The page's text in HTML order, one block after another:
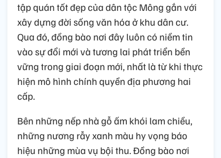
tập quán tốt đẹp của dân tộc Mông gắn với
xây dựng đời sống văn hóa ở khu dân cư.
Qua đó, đồng bào nơi đây luôn có niềm tin
vào sự đổi mới và tương lai phát triển bền
vững trong giai đoạn mới, nhất là từ khi thực
hiện mô hình chính quyền địa phương hai
cấp.
Bên những nếp nhà gỗ ấm khói lam chiều,
những nương rẫy xanh màu hy vọng báo
hiệu những mùa vụ bội thu. Đồng bào nơi